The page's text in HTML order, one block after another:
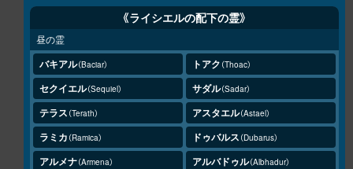
《ライシエルの配下の霊》
昼の霊
バキアル Baciar トアク Thoac
セクイエル Sequiel サダル Sadar
テラス Terath アスタエル Astael
ラミカ Ramica ドゥバルス Dubarus
アルメナ Armena アルバドゥル Albhadur